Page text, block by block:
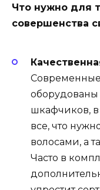
Что нужно для
совершенства
Современные
оборудованы
шкафчиков, в
все, что
волосами, а
Часто в